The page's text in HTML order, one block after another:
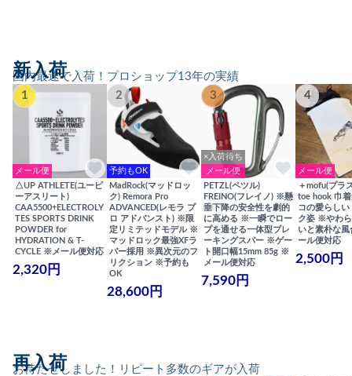
国内最速で入荷！プロショップ13年の実績
新入荷
1
メール便
△UP ATHLETE(ユーピ
ーアスリート)
CAA5500+ELECTROLY
TES SPORTS DRINK
POWDER for
HYDRATION & T-
CYCLE ※メール便対応
2,320円
2
予約もOK
MadRock(マッドロッ
ク) Remora Pro
ADVANCED(レモラ プ
ロ アドバンスト) ※限
定リミテッドモデル ※
マッドロック最強XFラ
バー採用 ※異次元のフ
リクション ※予約も
OK
28,600円
3
×入荷待ち
メール便
PETZL(ペツル)
FREINO(フレイノ) ※懸
垂下降の安全性を劇的
に高める ※一瞬でロー
プを通せる一体型ブレ
ーキングスパー ※ゲー
ト開口幅15mm 85g ※
メール便対応
7,590円
4
メール便
＋mofu(プラ
toe hook 巾
コの愛らしい
ク姿 ※やわ
いと素朴な
ール便対応
2,500円
お待たせしました！リピート多数のギアが入荷
再入荷